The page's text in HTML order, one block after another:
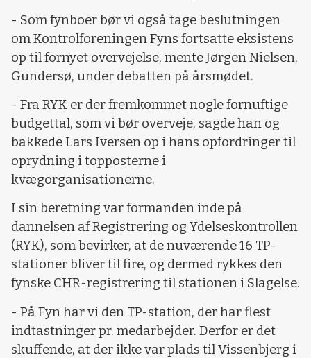
- Som fynboer bør vi også tage beslutningen
om Kontrolforeningen Fyns fortsatte eksistens
op til fornyet overvejelse, mente Jørgen Nielsen,
Gundersø, under debatten på årsmødet.
- Fra RYK er der fremkommet nogle fornuftige
budgettal, som vi bør overveje, sagde han og
bakkede Lars Iversen op i hans opfordringer til
oprydning i topposterne i
kvægorganisationerne.
I sin beretning var formanden inde på
dannelsen af Registrering og Ydelseskontrollen
(RYK), som bevirker, at de nuværende 16 TP-
stationer bliver til fire, og dermed rykkes den
fynske CHR-registrering til stationen i Slagelse.
- På Fyn har vi den TP-station, der har flest
indtastninger pr. medarbejder. Derfor er det
skuffende, at der ikke var plads til Vissenbjerg i